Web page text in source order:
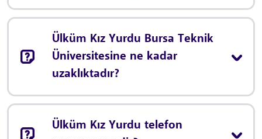
Ülküm Kız Yurdu Bursa Teknik
Üniversitesine ne kadar
uzaklıktadır?
Ülküm Kız Yurdu telefon